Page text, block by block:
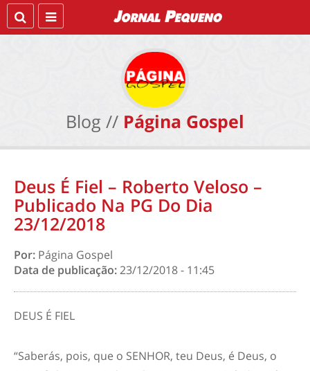
Blog // Página Gospel
Deus É Fiel – Roberto Veloso –
Publicado Na PG Do Dia
23/12/2018
Por: Página Gospel
Data de publicação:23/12/2018 - 11:45
DEUS É FIEL
“Saberás, pois, que o SENHOR, teu Deus, é Deus, o